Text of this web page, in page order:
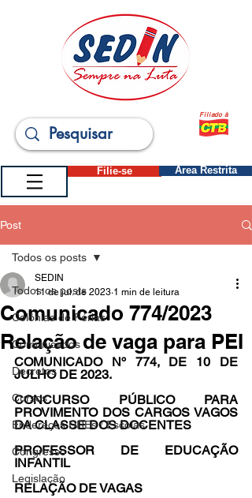
Filiado à
Filie-se Área Restrita
Post
Todos os posts
Colônias de Férias
Comunicados
Decretos
Cursos
Endereços DREs / Escolas
Congresso
Legislação
Todos os posts
Comunicado 774/2023
Relação de vaga para PEI
SEDIN
11 de jul. de 2023 1 min de leitura
COMUNICADO Nº 774, DE 10 DE
JULHO DE 2023.
CONCURSO PÚBLICO PARA
PROVIMENTO DOS CARGOS VAGOS
DA CLASSE DOS DOCENTES
PROFESSOR DE EDUCAÇÃO
INFANTIL
RELAÇÃO DE VAGAS